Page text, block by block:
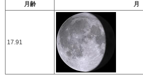
月齢 月
17.91